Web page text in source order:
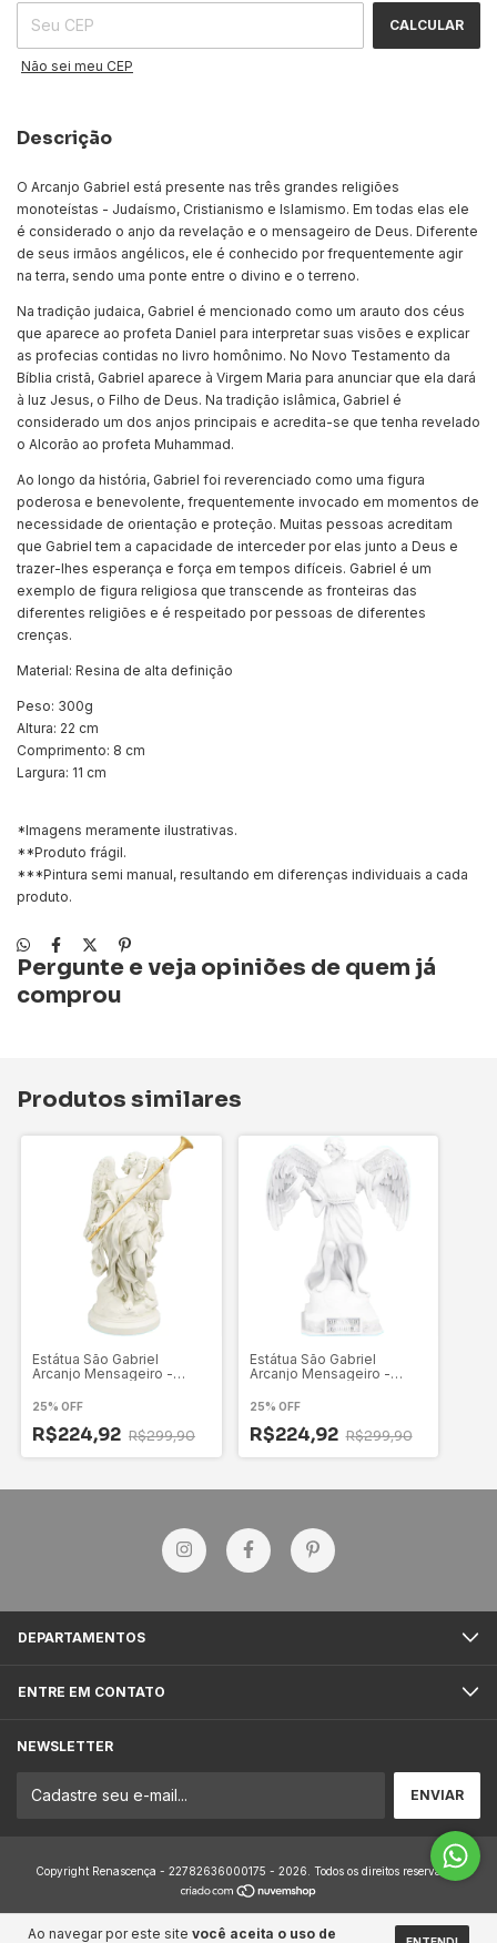
Ao navegar por este site você aceita o uso de
CALCULAR
Não sei meu CEP
Descrição
O Arcanjo Gabriel está presente nas três grandes religiões
monoteístas - Judaísmo, Cristianismo e Islamismo. Em todas elas ele
é considerado o anjo da revelação e o mensageiro de Deus. Diferente
de seus irmãos angélicos, ele é conhecido por frequentemente agir
na terra, sendo uma ponte entre o divino e o terreno.
Na tradição judaica, Gabriel é mencionado como um arauto dos céus
que aparece ao profeta Daniel para interpretar suas visões e explicar
as profecias contidas no livro homônimo. No Novo Testamento da
Bíblia cristã, Gabriel aparece à Virgem Maria para anunciar que ela dará
à luz Jesus, o Filho de Deus. Na tradição islâmica, Gabriel é
considerado um dos anjos principais e acredita-se que tenha revelado
o Alcorão ao profeta Muhammad.
Ao longo da história, Gabriel foi reverenciado como uma figura
poderosa e benevolente, frequentemente invocado em momentos de
necessidade de orientação e proteção. Muitas pessoas acreditam
que Gabriel tem a capacidade de interceder por elas junto a Deus e
trazer-lhes esperança e força em tempos difíceis. Gabriel é um
exemplo de figura religiosa que transcende as fronteiras das
diferentes religiões e é respeitado por pessoas de diferentes
crenças.
Material: Resina de alta definição
Peso: 300g
Altura: 22 cm
Comprimento: 8 cm
Largura: 11 cm
*Imagens meramente ilustrativas.
**Produto frágil.
***Pintura semi manual, resultando em diferenças individuais a cada
produto.
Pergunte e veja opiniões de quem já
comprou
Produtos similares
Estátua São Gabriel
Arcanjo Mensageiro -
25% OFF
R$224,92 R$299,90
Estátua São Gabriel
Arcanjo Mensageiro -
25% OFF
R$224,92 R$299,90
DEPARTAMENTOS
ENTRE EM CONTATO
NEWSLETTER
Copyright Renascença - 22782636000175 - 2026. Todos os direitos reservados.